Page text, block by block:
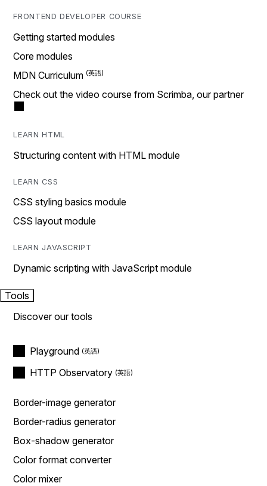
FRONTEND DEVELOPER COURSE
Getting started modules
Core modules
MDN Curriculum
Check out the video course from Scrimba, our partner
LEARN HTML
Structuring content with HTML module
LEARN CSS
CSS styling basics module
CSS layout module
LEARN JAVASCRIPT
Dynamic scripting with JavaScript module
Tools
Discover our tools
Playground
HTTP Observatory
Border-image generator
Border-radius generator
Box-shadow generator
Color format converter
Color mixer